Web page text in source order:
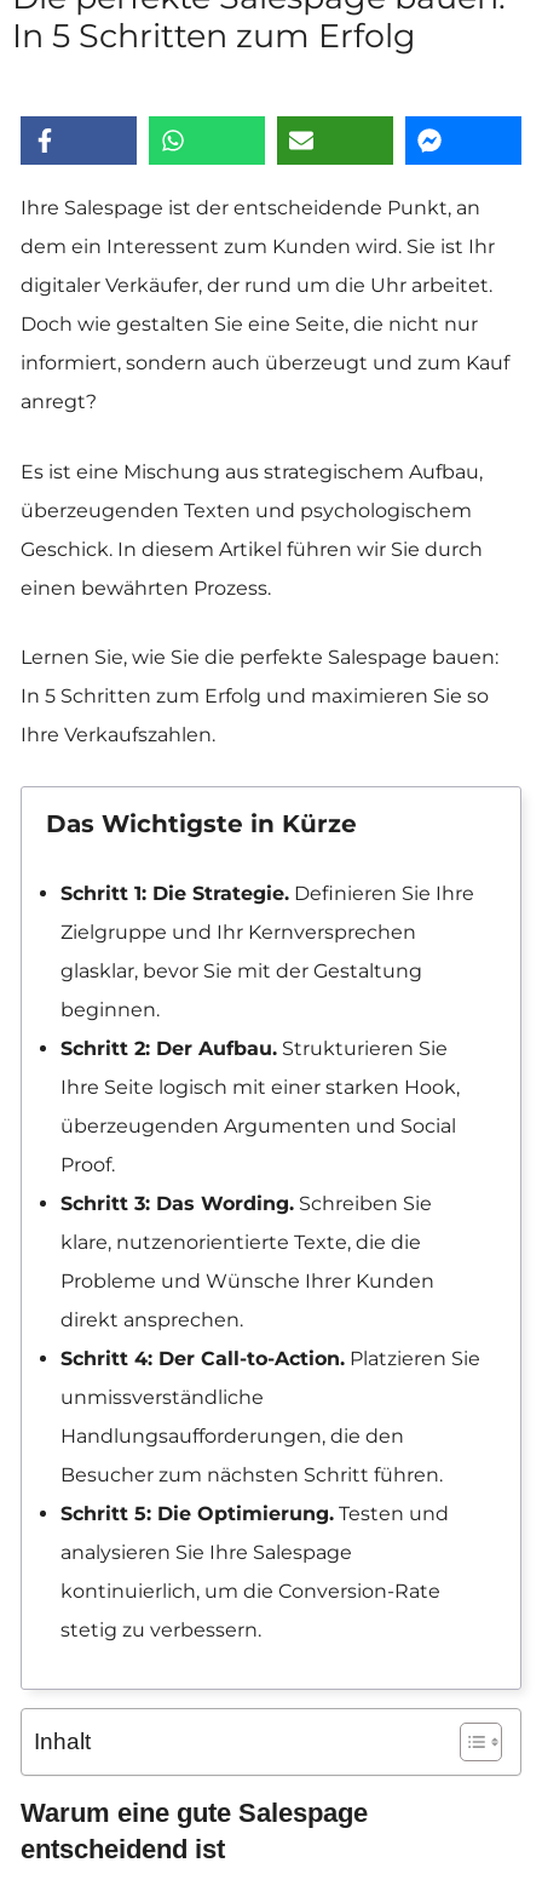
In 5 Schritten zum Erfolg
Ihre Salespage ist der entscheidende Punkt, an
dem ein Interessent zum Kunden wird. Sie ist Ihr
digitaler Verkäufer, der rund um die Uhr arbeitet.
Doch wie gestalten Sie eine Seite, die nicht nur
informiert, sondern auch überzeugt und zum Kauf
anregt?
Es ist eine Mischung aus strategischem Aufbau,
überzeugenden Texten und psychologischem
Geschick. In diesem Artikel führen wir Sie durch
einen bewährten Prozess.
Lernen Sie, wie Sie die perfekte Salespage bauen:
In 5 Schritten zum Erfolg und maximieren Sie so
Ihre Verkaufszahlen.
Das Wichtigste in Kürze
Schritt 1: Die Strategie. Definieren Sie Ihre
Zielgruppe und Ihr Kernversprechen
glasklar, bevor Sie mit der Gestaltung
beginnen.
Schritt 2: Der Aufbau. Strukturieren Sie
Ihre Seite logisch mit einer starken Hook,
überzeugenden Argumenten und Social
Proof.
Schritt 3: Das Wording. Schreiben Sie
klare, nutzenorientierte Texte, die die
Probleme und Wünsche Ihrer Kunden
direkt ansprechen.
Schritt 4: Der Call-to-Action. Platzieren Sie
unmissverständliche
Handlungsaufforderungen, die den
Besucher zum nächsten Schritt führen.
Schritt 5: Die Optimierung. Testen und
analysieren Sie Ihre Salespage
kontinuierlich, um die Conversion-Rate
stetig zu verbessern.
Inhalt
Warum eine gute Salespage
entscheidend ist